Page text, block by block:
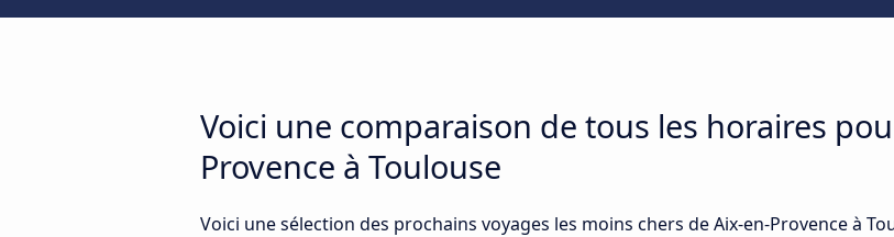
Voici une comparaison de tous les horaires
Provence à Toulouse
Voici une sélection des prochains voyages les moins chers de Aix-en-Provence à